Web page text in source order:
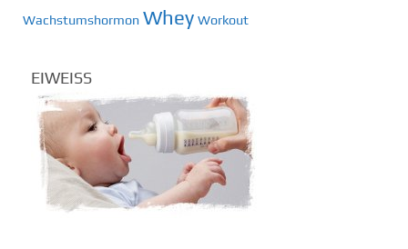
Wachstumshormon Whey Workout
EIWEISS